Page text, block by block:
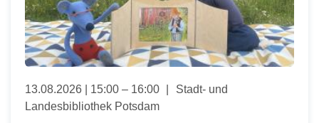
13.08.2026 | 15:00 – 16:00
Stadt- und
Landesbibliothek Potsdam